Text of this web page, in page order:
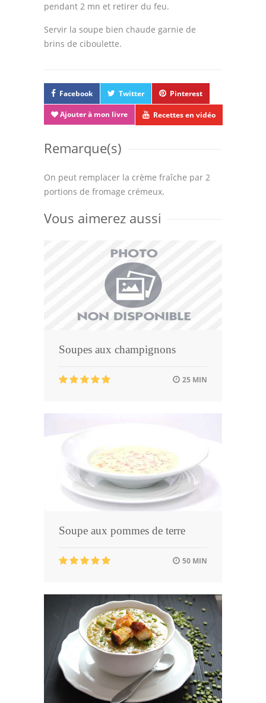
pendant 2 mn et retirer du feu.
Servir la soupe bien chaude garnie de
brins de ciboulette.
Facebook Twitter Pinterest
Ajouter à mon livre Recettes en vidéo
Remarque(s)
On peut remplacer la crème fraîche par 2
portions de fromage crémeux.
Vous aimerez aussi
Soupes aux champignons
25 MIN
Soupe aux pommes de terre
50 MIN